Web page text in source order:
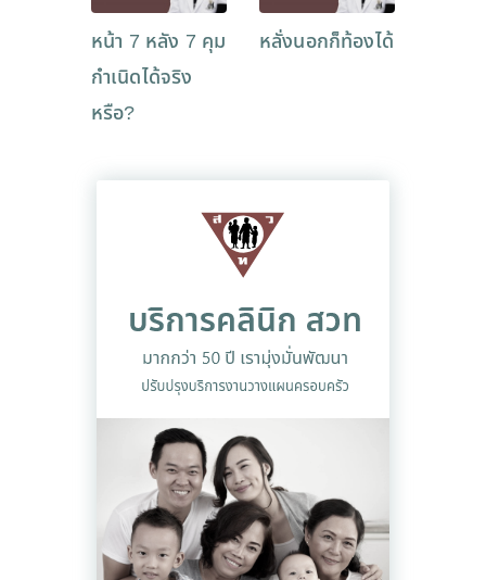
หน้า 7 หลัง 7 คุม
กำเนิดได้จริง
หรือ?
หลั่งนอกก็ท้องได้